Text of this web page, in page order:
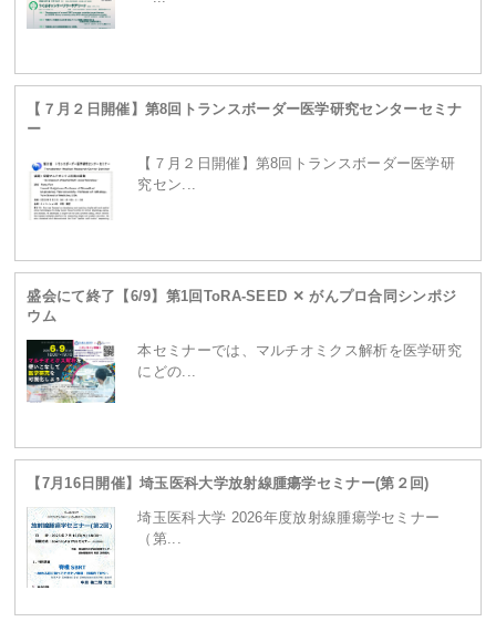
Warning: Attempt to read property "term_id" on
null in/home/ganpro/kanto-
content/themes/site/header.php on line230
【７月２日開催】第8回トランスボーダー医学研究センターセミナ
ー
【７月２日開催】第8回トランスボーダー医学研
究セン...
盛会にて終了【6/9】第1回ToRA-SEED ✕ がんプロ合同シンポジ
ウム
本セミナーでは、マルチオミクス解析を医学研究
にどの...
【7月16日開催】埼玉医科大学放射線腫瘍学セミナー(第２回)
埼玉医科大学 2026年度放射線腫瘍学セミナー
（第...